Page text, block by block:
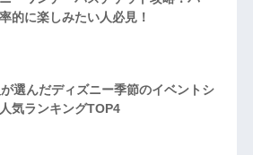
的に楽しみたい人必見！
選んだディズニー季節のイベントシ
気ランキングTOP4